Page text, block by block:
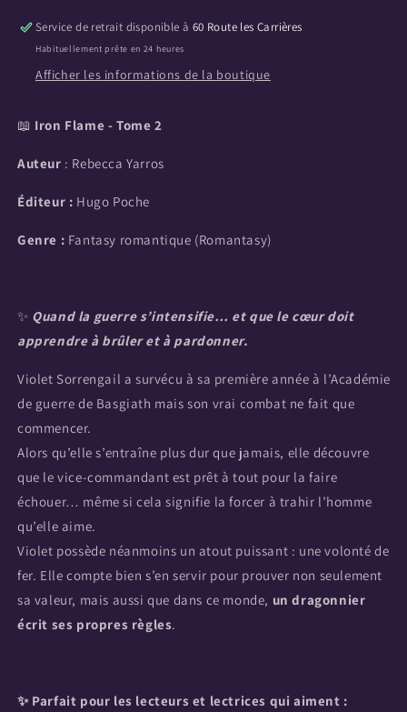
Service de retrait disponible à 60 Route les Carrières
Habituellement prête en 24 heures
Afficher les informations de la boutique
📖 Iron Flame - Tome 2
Auteur : Rebecca Yarros
Éditeur : Hugo Poche
Genre : Fantasy romantique (Romantasy)
✨ Quand la guerre s’intensifie… et que le cœur doit
apprendre à brûler et à pardonner.
Violet Sorrengail a survécu à sa première année à l’Académie
de guerre de Basgiath mais son vrai combat ne fait que
commencer.
Alors qu’elle s’entraîne plus dur que jamais, elle découvre
que le vice-commandant est prêt à tout pour la faire
échouer… même si cela signifie la forcer à trahir l’homme
qu’elle aime.
Violet possède néanmoins un atout puissant : une volonté de
fer. Elle compte bien s’en servir pour prouver non seulement
sa valeur, mais aussi que dans ce monde, un dragonnier
écrit ses propres règles.
✨ Parfait pour les lecteurs et lectrices qui aiment :